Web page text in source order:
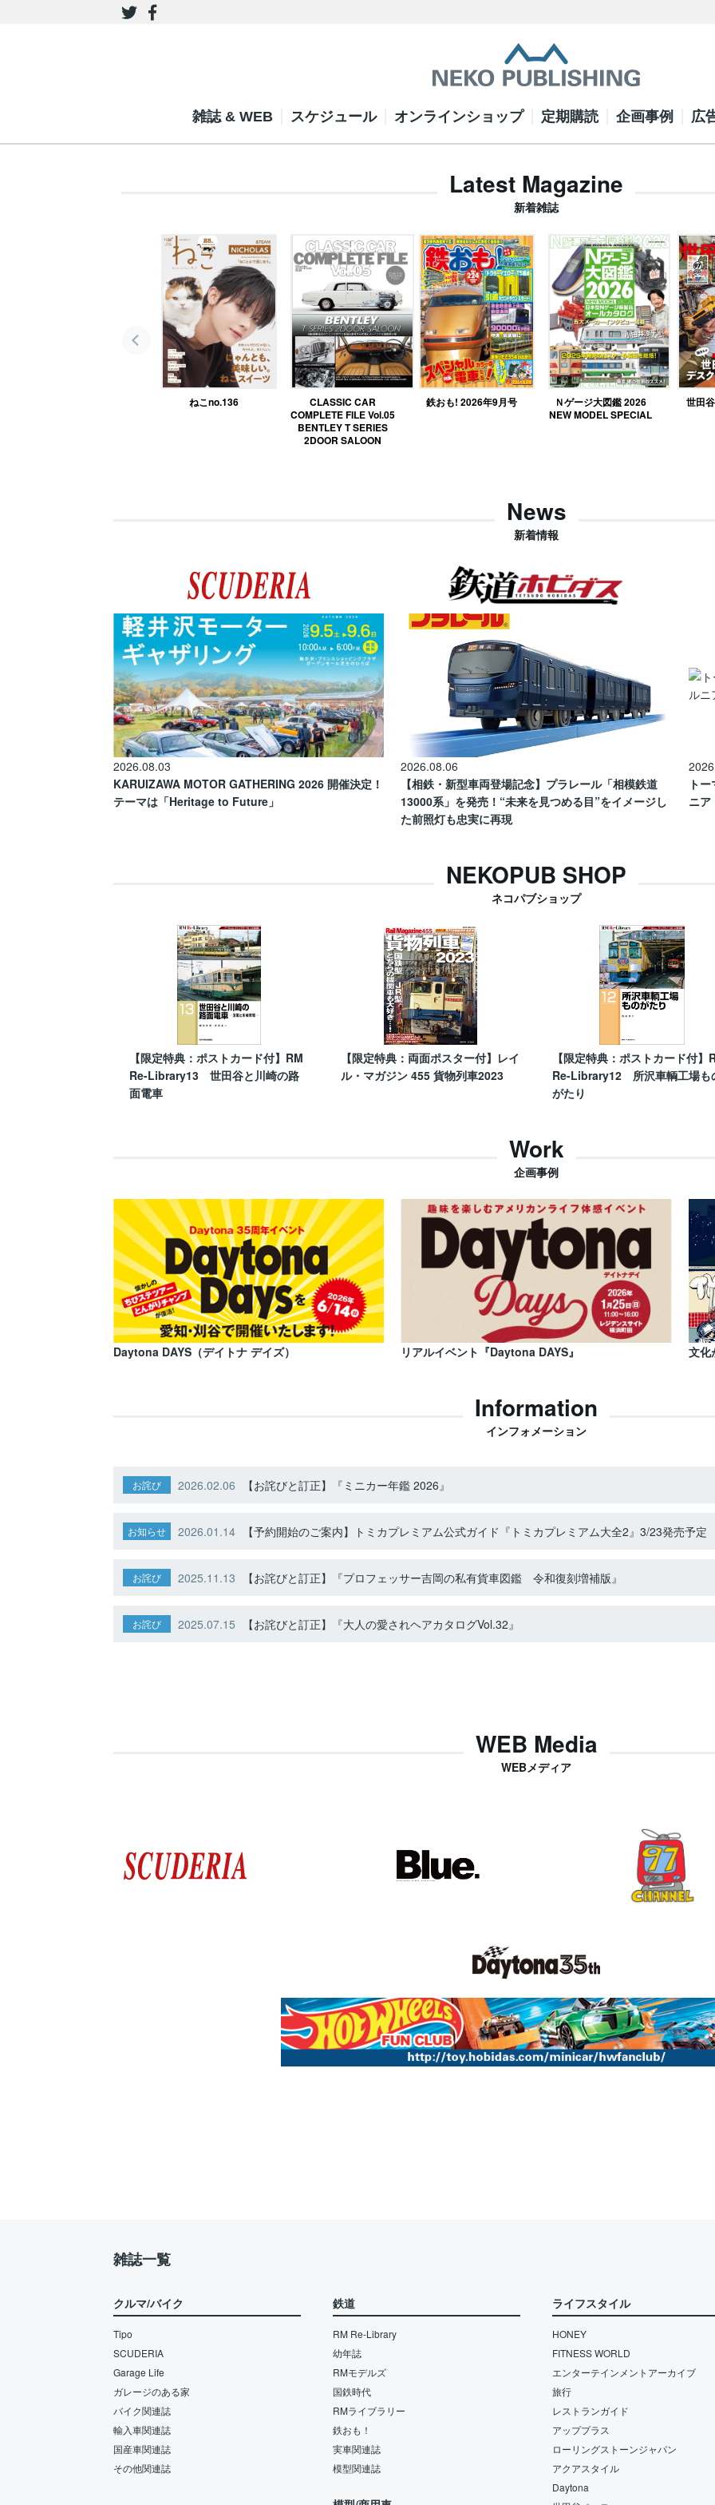
雑誌 & WEB スケジュール オンラインショップ 定期購読 企画事例 広
Latest Magazine
新着雑誌
ねこno.136
CLASSIC CAR
COMPLETE FILE Vol.05
BENTLEY T SERIES
2DOOR SALOON
鉄おも! 2026年9月号
Ｎゲージ大図鑑 2026
NEW MODEL SPECIAL
世田
News
新着情報
2026.08.03
KARUIZAWA MOTOR GATHERING 2026 開催決定！
テーマは「Heritage to Future」
2026.08.06
【相鉄・新型車両登場記念】プラレール「相模鉄道
13000系」を発売！“未来を見つめる目”をイメージし
た前照灯も忠実に再現
ト
ニア
NEKOPUB SHOP
ネコパブショップ
【限定特典：ポストカード付】RM
Re-Library13 世田谷と川崎の路
面電車
【限定特典：両面ポスター付】レイ
ル・マガジン 455 貨物列車2023
【限定特典：ポストカード付】
Re-Library12 所沢車輌工場も
がたり
Work
企画事例
Daytona DAYS（デイトナ デイズ） リアルイベント『Daytona DAYS』 文化
Information
インフォメーション
お詫び 2026.02.06 【お詫びと訂正】『ミニカー年鑑 2026』
お知らせ 2026.01.14 【予約開始のご案内】トミカプレミアム公式ガイド『トミカプレミアム大全2』3/23発売予定
お詫び 2025.11.13 【お詫びと訂正】『プロフェッサー吉岡の私有貨車図鑑 令和復刻増補版』
お詫び 2025.07.15 【お詫びと訂正】『大人の愛されヘアカタログVol.32』
WEB Media
WEBメディア
雑誌一覧
クルマ/バイク
Tipo
SCUDERIA
Garage Life
ガレージのある家
バイク関連誌
輸入車関連誌
国産車関連誌
その他関連誌
鉄道
RM Re-Library
幼年誌
RMモデルズ
国鉄時代
RMライブラリー
鉄おも！
実車関連誌
模型関連誌
ライフスタイル
HONEY
FITNESS WORLD
エンターテインメントアーカイブ
旅行
レストランガイド
アッププラス
ローリングストーンジャパン
アクアスタイル
Daytona